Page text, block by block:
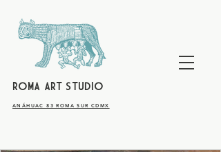
ROMA ART STUDIO
​ANÁHUAC 83 ROMA SUR CDMX